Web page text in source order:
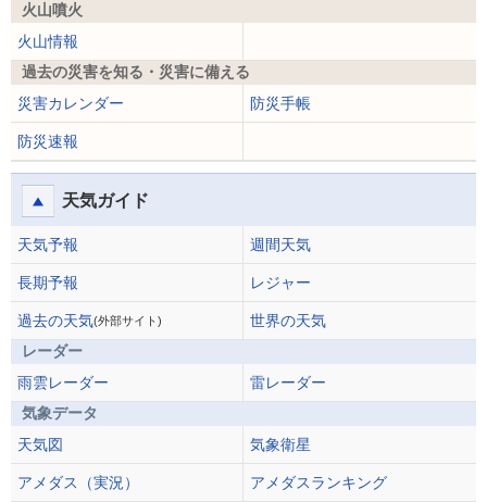
火山噴火
火山情報
過去の災害を知る・災害に備える
災害カレンダー
防災手帳
防災速報
天気ガイド
天気予報 週間天気
長期予報 レジャー
過去の天気(外部サイト)
世界の天気
レーダー
雨雲レーダー
雷レーダー
気象データ
天気図
気象衛星
アメダス（実況）
アメダスランキング